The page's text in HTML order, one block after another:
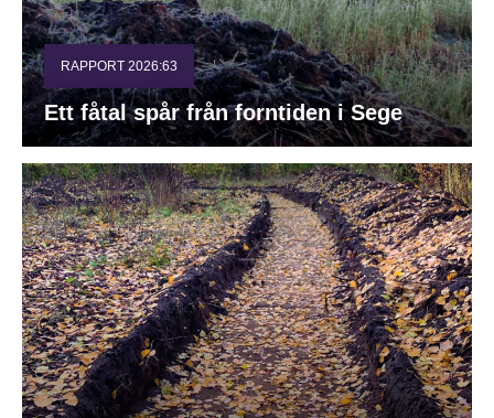
RAPPORT 2026:63
Ett fåtal spår från forntiden i Sege